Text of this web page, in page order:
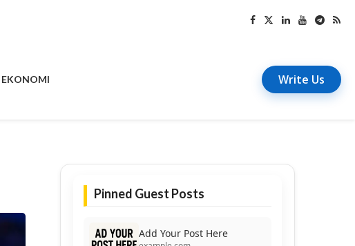
EKONOMI Write Us
Pinned Guest Posts
Add Your Post Here